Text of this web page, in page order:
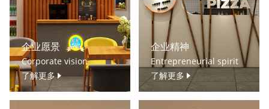
企业愿景
Corporate vision
了解更多
企业精神
Entrepreneurial spirit
了解更多